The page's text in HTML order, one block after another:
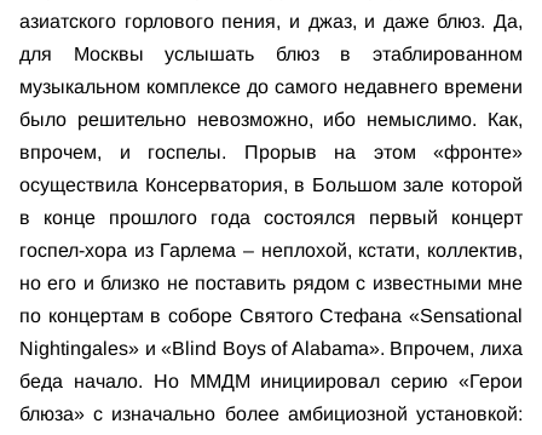
азиатского горлового пения, и джаз, и даже блюз. Да,
для Москвы услышать блюз в этаблированном
музыкальном комплексе до самого недавнего времени
было решительно невозможно, ибо немыслимо. Как,
впрочем, и госпелы. Прорыв на этом «фронте»
осуществила Консерватория, в Большом зале которой
в конце прошлого года состоялся первый концерт
госпел-хора из Гарлема – неплохой, кстати, коллектив,
но его и близко не поставить рядом с известными мне
по концертам в соборе Святого Стефана «Sensational
Nightingales» и «Blind Boys of Alabama». Впрочем, лиха
беда начало. Но ММДМ инициировал серию «Герои
блюза» с изначально более амбициозной установкой: